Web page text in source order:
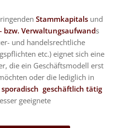
Stammkapitals und
bzw. Verwaltungsaufwands
und handelsrechtliche
etc.) eignet sich eine
die ein Geschäftsmodell erst
oder die lediglich in
sporadisch geschäftlich tätig
geeignete